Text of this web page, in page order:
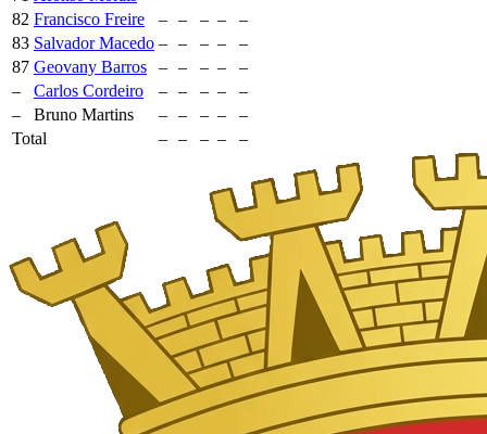
82 Francisco Freire – – – –
–
83 Salvador Macedo – – – –
–
87 Geovany Barros – – – –
–
–
Carlos Cordeiro – – – –
–
–
Bruno Martins – – – –
–
Total
– – – – –